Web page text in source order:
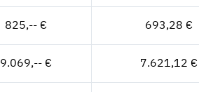
825,-- € 693,28 €
9.069,-- € 7.621,12 €